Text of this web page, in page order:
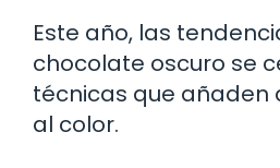
Este año, las
chocolate oscuro se
técnicas que añaden
al color.